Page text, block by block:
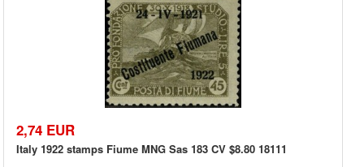
2,74 EUR
Italy 1922 stamps Fiume MNG Sas 183 CV $8.80 18111